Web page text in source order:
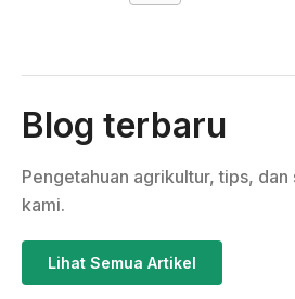
Blog terbaru
Pengetahuan agrikultur, tips,
kami.
Lihat Semua Artikel